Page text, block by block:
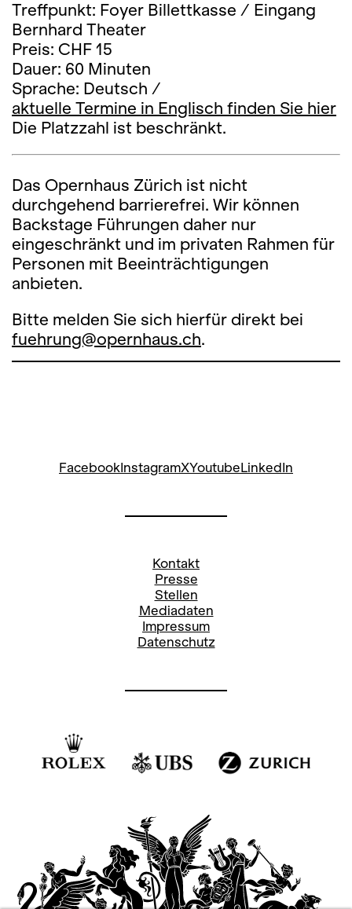
Treffpunkt: Foyer Billettkasse / Eingang
Bernhard Theater
Preis: CHF 15
Dauer: 60 Minuten
Sprache: Deutsch /
aktuelle Termine in Englisch finden Sie hier
Die Platzzahl ist beschränkt.
Das Opernhaus Zürich ist nicht
durchgehend barrierefrei. Wir können
Backstage Führungen daher nur
eingeschränkt und im privaten Rahmen für
Personen mit Beeinträchtigungen
anbieten.
Bitte melden Sie sich hierfür direkt bei
fuehrung@opernhaus.ch.
FacebookInstagramXYoutubeLinkedIn
Kontakt
Presse
Stellen
Mediadaten
Impressum
Datenschutz